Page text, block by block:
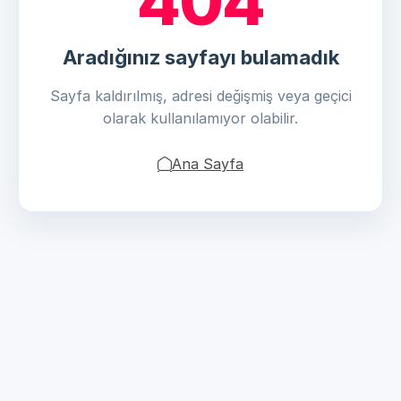
Aradığınız sayfayı bulamadık
Sayfa kaldırılmış, adresi değişmiş veya geçici
olarak kullanılamıyor olabilir.
Ana Sayfa